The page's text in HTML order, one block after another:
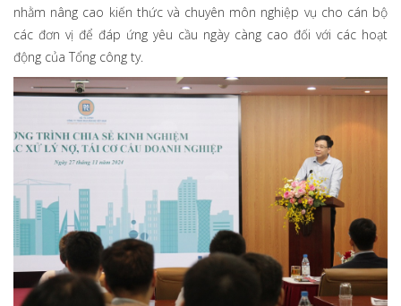
nhằm nâng cao kiến thức và chuyên môn nghiệp vụ cho cán bộ
các đơn vị để đáp ứng yêu cầu ngày càng cao đối với các hoạt
động của Tổng công ty.